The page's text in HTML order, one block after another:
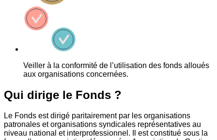
Veiller à la conformité de l’utilisation des fonds alloués
aux organisations concernées.
Qui dirige le Fonds ?
Le Fonds est dirigé paritairement par les organisations
patronales et organisations syndicales représentatives au
niveau national et interprofessionnel. Il est constitué sous la